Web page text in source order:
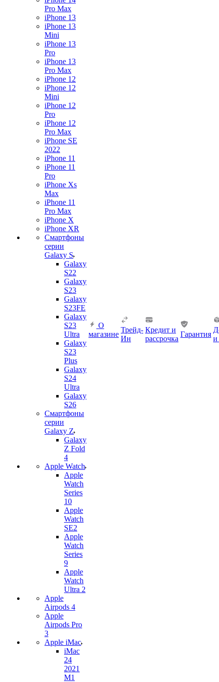
Pro Max
iPhone 13
iPhone 13
Mini
iPhone 13
Pro
iPhone 13
Pro Max
iPhone 12
iPhone 12
Mini
iPhone 12
Pro
iPhone 12
Pro Max
iPhone SE
2022
iPhone 11
iPhone 11
Pro
iPhone Xs
Max
iPhone 11
Pro Max
iPhone X
iPhone XR
Смартфоны
серии
Galaxy S
Galaxy
S22
Galaxy
S23
Galaxy
S23FE
Galaxy
S23
Ultra
Galaxy
S23
Plus
Galaxy
S24
Ultra
Galaxy
S26
Смартфоны
серии
Galaxy Z
Galaxy
Z Fold
4
Apple Watch
Apple
Watch
Series
10
Apple
Watch
SE2
Apple
Watch
Series
9
Apple
Watch
Ultra 2
Apple
Airpods 4
Apple
Airpods Pro
3
Apple iMac
iMac
24
2021
M1
О
магазине
Трейд-
Ин
Кредит и
рассрочка
Гарантия
и